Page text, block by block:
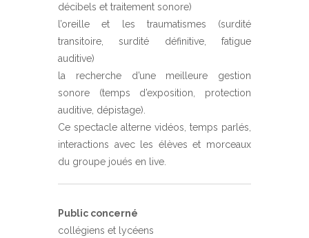
décibels et traitement sonore)
l’oreille et les traumatismes (surdité
transitoire, surdité définitive, fatigue
auditive)
la recherche d’une meilleure gestion
sonore (temps d’exposition, protection
auditive, dépistage).
Ce spectacle alterne vidéos, temps parlés,
interactions avec les élèves et morceaux
du groupe joués en live.
Public concerné
collégiens et lycéens